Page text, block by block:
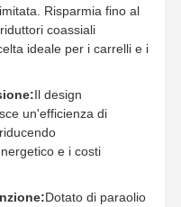
Risparmia fino al
coassiali
ideale per i carrelli e i
Il design
un'efficienza di
e i costi
Dotato di paraolio